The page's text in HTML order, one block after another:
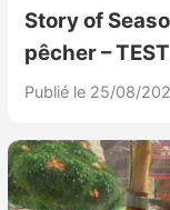
Story of
pêcher – TEST
Publié le 25/08/